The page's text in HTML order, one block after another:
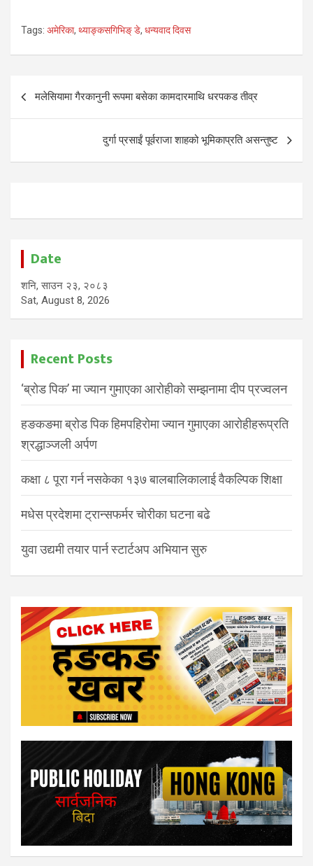
Tags: अमेरिका, थ्याङ्कसगिभिङ् डे, धन्यवाद दिवस
Post
navigation
मलेसियामा गैरकानुनी रूपमा बसेका कामदारमाथि धरपकड तीव्र
दुर्गा प्रसाईं पूर्वराजा शाहको भूमिकाप्रति असन्तुष्ट
Date
शनि, साउन २३, २०८३
Sat, August 8, 2026
Recent Posts
‘ब्रोड पिक’ मा ज्यान गुमाएका आरोहीको सम्झनामा दीप प्रज्वलन
हङकङमा ब्रोड पिक हिमपहिरोमा ज्यान गुमाएका आरोहीहरूप्रति
श्रद्धाञ्जली अर्पण
कक्षा ८ पूरा गर्न नसकेका १३७ बालबालिकालाई वैकल्पिक शिक्षा
मधेस प्रदेशमा ट्रान्सफर्मर चोरीका घटना बढे
युवा उद्यमी तयार पार्न स्टार्टअप अभियान सुरु